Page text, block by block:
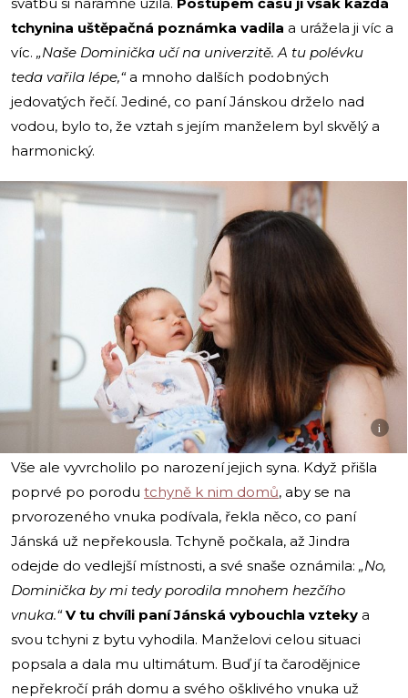
tchynina uštěpačná poznámka vadila a urážela ji víc a
víc. „Naše Dominička učí na univerzitě. A tu polévku
teda vařila lépe,“a mnoho dalších podobných
jedovatých řečí. Jediné, co paní Jánskou drželo nad
vodou, bylo to, že vztah s jejím manželem byl skvělý a
harmonický.
i
Vše ale vyvrcholilo po narození jejich syna. Když přišla
poprvé po porodu tchyně k nim domů, aby se na
prvorozeného vnuka podívala, řekla něco, co paní
Jánská už nepřekousla. Tchyně počkala, až Jindra
odejde do vedlejší místnosti, a své snaše oznámila: „No,
Dominička by mi tedy porodila mnohem hezčího
vnuka.“ V tu chvíli paní Jánská vybouchla vzteky a
svou tchyni z bytu vyhodila. Manželovi celou situaci
popsala a dala mu ultimátum. Buď jí ta čarodějnice
nepřekročí práh domu a svého ošklivého vnuka už